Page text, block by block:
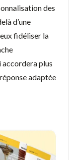
des
d’une
fidéliser la
accordera plus
adaptée